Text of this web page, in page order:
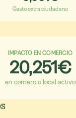
Gasto extra ciudadano
IMPACTO EN COMERCIO
20,251€
en comercio local activo